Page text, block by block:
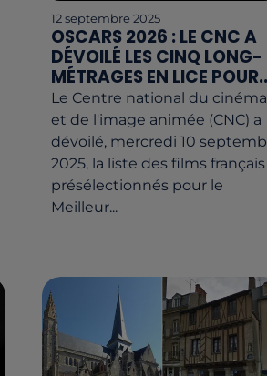
12 septembre 2025
OSCARS 2026 : LE CNC A
DÉVOILÉ LES CINQ LONG-
MÉTRAGES EN LICE
Le Centre national du cinéma
et de l'image animée (CNC) a
dévoilé, mercredi 10
2025, la liste des films français
présélectionnés pour le
Meilleur...